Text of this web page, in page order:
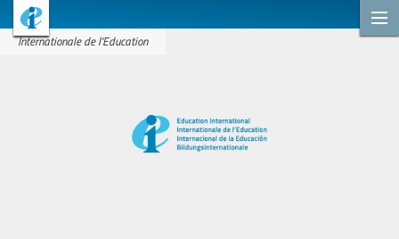
Internationale de l'Education